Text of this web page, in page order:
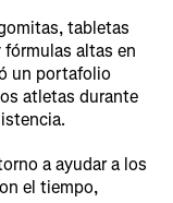
tabletas
altas en
un portafolio
atletas durante
a ayudar a los
el tiempo,